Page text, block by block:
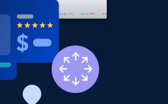
shop's URL
inventory id, Title, Rating,
count item, Initial